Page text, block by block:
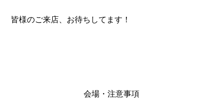
皆様のご来店、お待ちしてます！
会場・注意事項